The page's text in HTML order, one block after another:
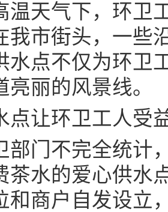
温天气下，环卫
我市街头，一些
水点不仅为环卫
亮丽的风景线。
点让环卫工人受
部门不完全统计
茶水的爱心供水
和商户自发设立